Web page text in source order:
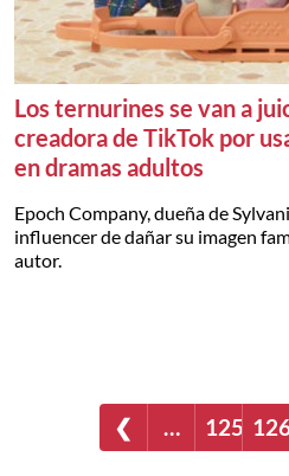
Los ternurines se van a
creadora de TikTok por
en dramas adultos
Epoch Company, dueña de
influencer de dañar su imagen
autor.
❮ … 125 126